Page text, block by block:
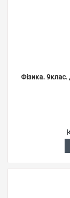
Фізика. 9клас.